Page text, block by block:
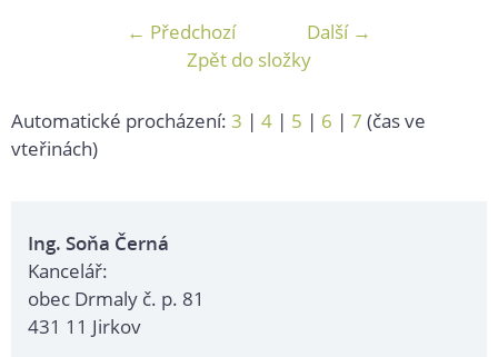
← Předchozí
Další →
Zpět do složky
Automatické procházení: 3 | 4 | 5 | 6 | 7 (čas ve
vteřinách)
Ing. Soňa Černá
Kancelář:
obec Drmaly č. p. 81
431 11 Jirkov